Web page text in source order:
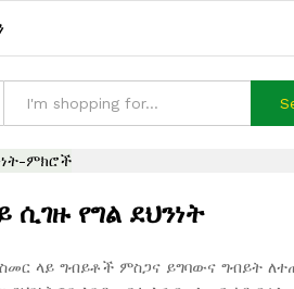
ምክሮች
ሲገዙ የግል ደህንነት
ላይ ግብይቶች ምስጋና ይግባውና ግብይት